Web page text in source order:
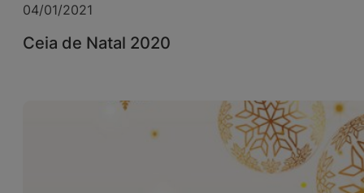
04/01/2021
Ceia de Natal 2020